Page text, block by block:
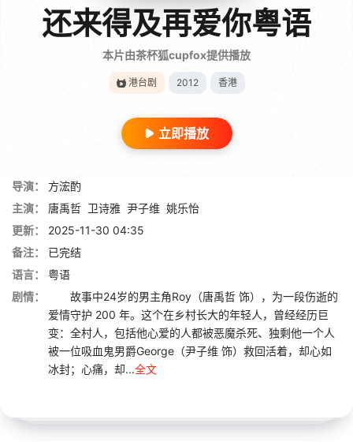
还来得及再爱你粤语
本片由茶杯狐cupfox提供播放
港台剧 2012 香港
立即播放
导演：
方浤酌
主演：
唐禹哲 卫诗雅 尹子维 姚乐怡
更新：
2025-11-30 04:35
备注：
已完结
语言：
粤语
剧情：
故事中24岁的男主角Roy（唐禹哲 饰），为一段伤逝的
爱情守护 200 年。这个在乡村长大的年轻人，曾经经历巨
变：全村人，包括他心爱的人都被恶魔杀死、独剩他一个人
被一位吸血鬼男爵George（尹子维 饰）救回活着，却心如
冰封；心痛，却...全文